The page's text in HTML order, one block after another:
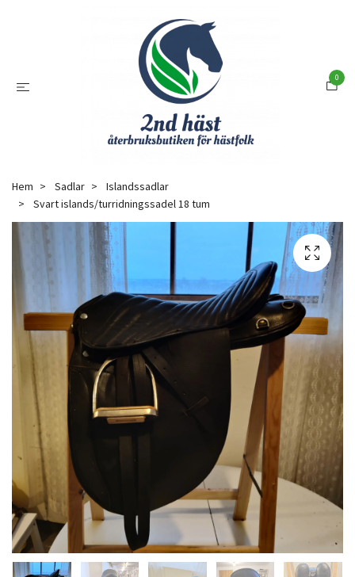
0
Hem Sadlar
Islandssadlar
Svart islands/turridningssadel 18 tum